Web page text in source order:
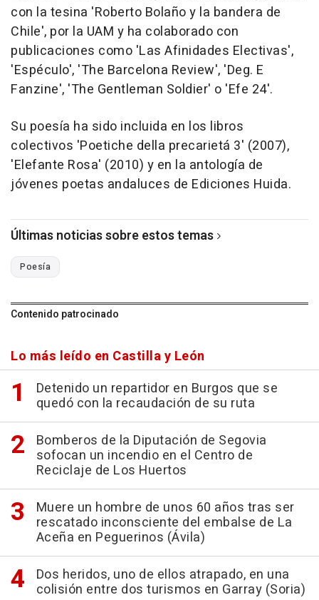
con la tesina 'Roberto Bolaño y la bandera de
Chile', por la UAM y ha colaborado con
publicaciones como 'Las Afinidades Electivas',
'Espéculo', 'The Barcelona Review', 'Deg. E
Fanzine', 'The Gentleman Soldier' o 'Efe 24'.
Su poesía ha sido incluida en los libros
colectivos 'Poetiche della precarietá 3' (2007),
'Elefante Rosa' (2010) y en la antología de
jóvenes poetas andaluces de Ediciones Huida.
Últimas noticias sobre estos temas
Poesía
Contenido patrocinado
Lo más leído en Castilla y León
Detenido un repartidor en Burgos que se
quedó con la recaudación de su ruta
Bomberos de la Diputación de Segovia
sofocan un incendio en el Centro de
Reciclaje de Los Huertos
Muere un hombre de unos 60 años tras ser
rescatado inconsciente del embalse de La
Aceña en Peguerinos (Ávila)
Dos heridos, uno de ellos atrapado, en una
colisión entre dos turismos en Garray (Soria)